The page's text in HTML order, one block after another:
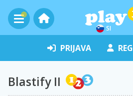
SI
PRIJAVA
Blastify II